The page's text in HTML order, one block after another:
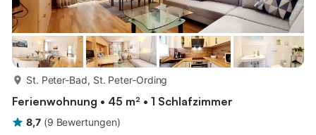
St. Peter-Bad, St. Peter-Ording
Ferienwohnung • 45 m² • 1 Schlafzimmer
8,7 (9 Bewertungen)